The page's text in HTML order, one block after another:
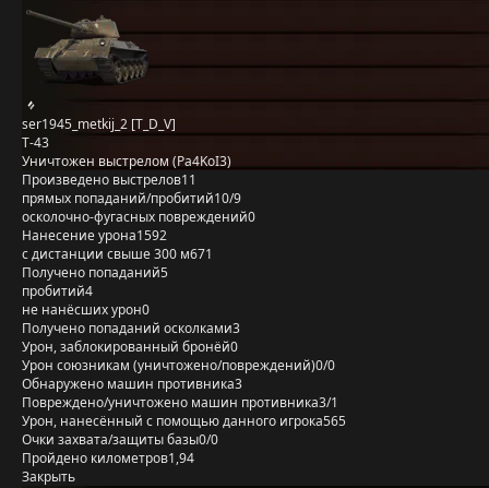
ser1945_metkij_2 [T_D_V]
Т-43
Уничтожен выстрелом (Pa4KoI3)
Произведено выстрелов11
прямых попаданий/пробитий10/9
осколочно-фугасных повреждений0
Нанесение урона1592
с дистанции свыше 300 м671
Получено попаданий5
пробитий4
не нанёсших урон0
Получено попаданий осколками3
Урон, заблокированный бронёй0
Урон союзникам (уничтожено/повреждений)0/0
Обнаружено машин противника3
Повреждено/уничтожено машин противника3/1
Урон, нанесённый с помощью данного игрока565
Очки захвата/защиты базы0/0
Пройдено километров1,94
Закрыть